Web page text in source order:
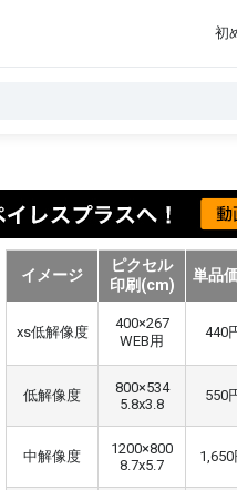
初
イメージ
ピクセル
印刷(cm)
単品
xs低解像度
400×267
WEB用
440
低解像度
800×534
5.8x3.8
550
中解像度
1200×800
8.7x5.7
1,650